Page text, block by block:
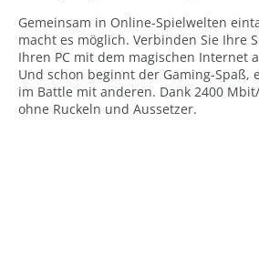
Gemeinsam in Online-Spielwelten
macht es möglich. Verbinden Sie Ihre
Ihren PC mit dem magischen Internet
Und schon beginnt der Gaming-Spaß,
im Battle mit anderen. Dank 2400
ohne Ruckeln und Aussetzer.